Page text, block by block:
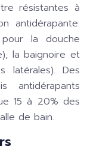
résistantes à
antidérapante.
la douche
la baignoire et
latérales). Des
15 à 20% des
de bain.